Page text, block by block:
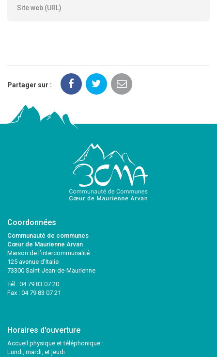
Site web (URL)
Partager sur :
Coordonnées
Communauté de communes
Cœur de Maurienne Arvan
Maison de l’intercommunalité
125 avenue d’Italie
73300 Saint-Jean-de-Maurienne
Tél : 04 79 83 07 20
Fax : 04 79 83 07 21
Horaires d'ouverture
Accueil physique et téléphonique :
Lundi, mardi, et jeudi